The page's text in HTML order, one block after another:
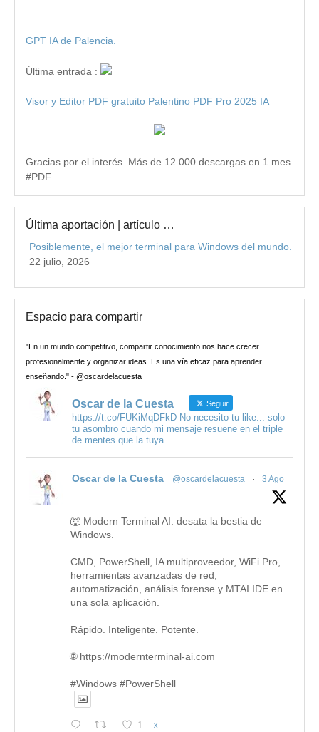
GPT IA de Palencia.
Última entrada :
Visor y Editor PDF gratuito Palentino PDF Pro 2025 IA
Gracias por el interés. Más de 12.000 descargas en 1 mes.
#PDF
Última aportación | artículo …
Posiblemente, el mejor terminal para Windows del mundo.
22 julio, 2026
Espacio para compartir
"En un mundo competitivo, compartir conocimiento nos hace crecer
profesionalmente y organizar ideas. Es una vía eficaz para aprender
enseñando." - @oscardelacuesta
Oscar de la Cuesta Seguir
https://t.co/FUKiMqDFkD No necesito tu like... solo
tu asombro cuando mi mensaje resuene en el triple
de mentes que la tuya.
Oscar de la Cuesta @oscardelacuesta · 3 Ago
🐺 Modern Terminal AI: desata la bestia de
Windows.
CMD, PowerShell, IA multiproveedor, WiFi Pro,
herramientas avanzadas de red,
automatización, análisis forense y MTAI IDE en
una sola aplicación.
Rápido. Inteligente. Potente.
🌐 https://modernterminal-ai.com
#Windows #PowerShell
1 X